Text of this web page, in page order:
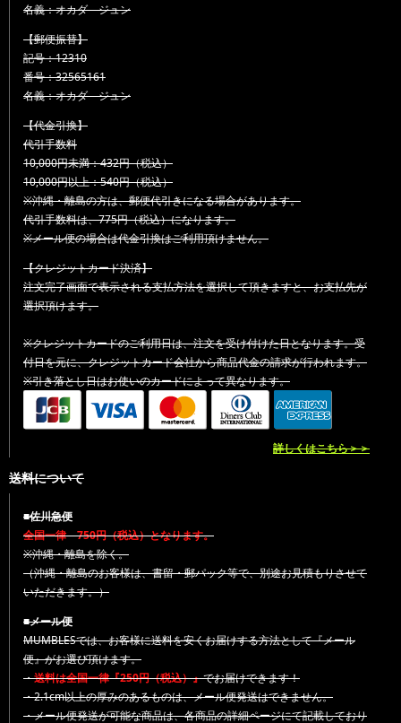
名義：オカダ ジュン
【郵便振替】
記号：12310
番号：32565161
名義：オカダ ジュン
【代金引換】
代引手数料
10,000円未満：432円（税込）
10,000円以上：540円（税込）
※沖縄・離島の方は、郵便代引きになる場合があります。
代引手数料は、775円（税込）になります。
※メール便の場合は代金引換はご利用頂けません。
【クレジットカード決済】
注文完了画面で表示される支払方法を選択して頂きますと、お支払先が
選択頂けます。
※クレジットカードのご利用日は、注文を受け付けた日となります。受
付日を元に、クレジットカード会社から商品代金の請求が行われます。
※引き落とし日はお使いのカードによって異なります。
詳しくはこちら＞＞
送料について
■佐川急便
全国一律 750円（税込）となります。
※沖縄・離島を除く。
（沖縄・離島のお客様は、書留・郵パック等で、別途お見積もりさせて
いただきます。）
■メール便
MUMBLESでは、お客様に送料を安くお届けする方法として『メール
便』がお選び頂けます。
・送料は全国一律『250円（税込）』でお届けできます！
・2.1cm以上の厚みのあるものは、メール便発送はできません。
・メール便発送が可能な商品は、各商品の詳細ページにて記載しており